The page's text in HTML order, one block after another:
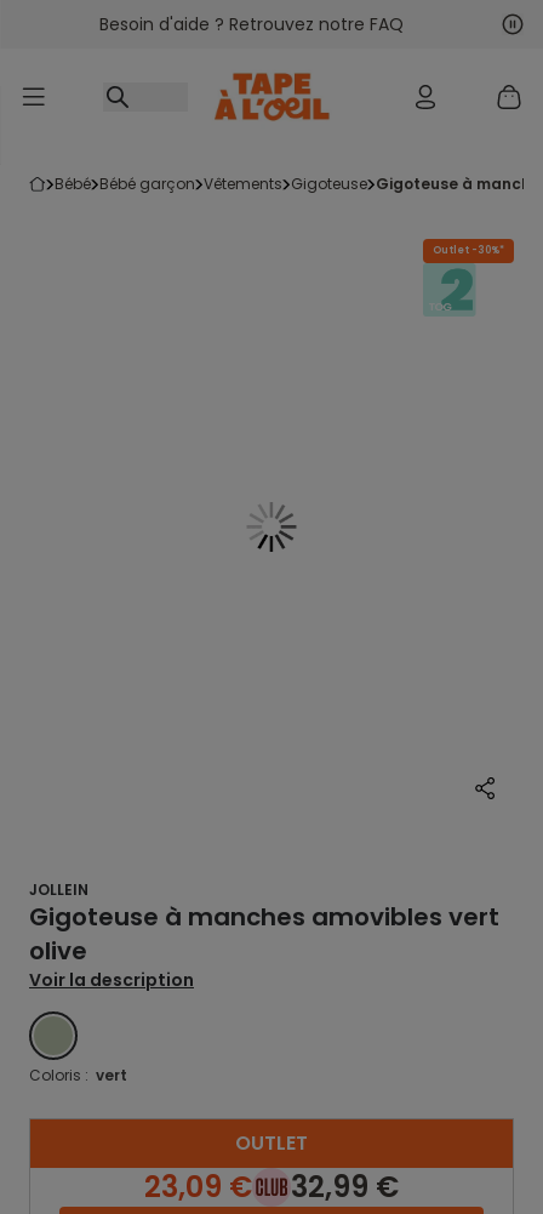
Accéder au contenu
Besoin d'aide ? Retrouvez notre FAQ
bébé bébé garçon vêtements gigoteuse gigoteuse à
Outlet -30%*
JOLLEIN
Gigoteuse à manches amovibles vert
olive
Voir la description
VERT
Coloris : vert
OUTLET
23,09 € 32,99 €